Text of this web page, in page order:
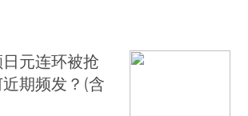
元连环被抢
期频发？(含